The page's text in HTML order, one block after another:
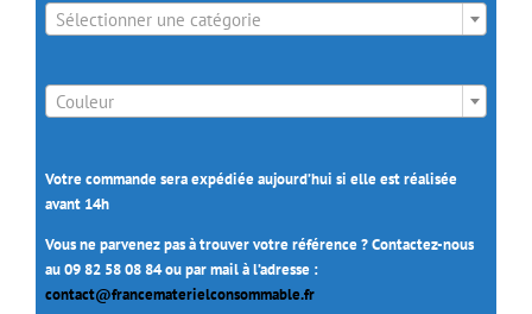
Sélectionner une catégorie
Couleur
Votre commande sera expédiée aujourd’hui si elle est réalisée
avant 14h
Vous ne parvenez pas à trouver votre référence ? Contactez-nous
au 09 82 58 08 84 ou par mail à l’adresse :
contact@francematerielconsommable.fr